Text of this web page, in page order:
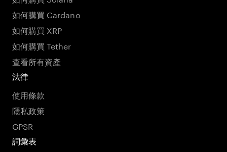
如何購買 Cardano
如何購買 XRP
如何購買 Tether
查看所有資產
法律
使用條款
隱私政策
GPSR
詞彙表